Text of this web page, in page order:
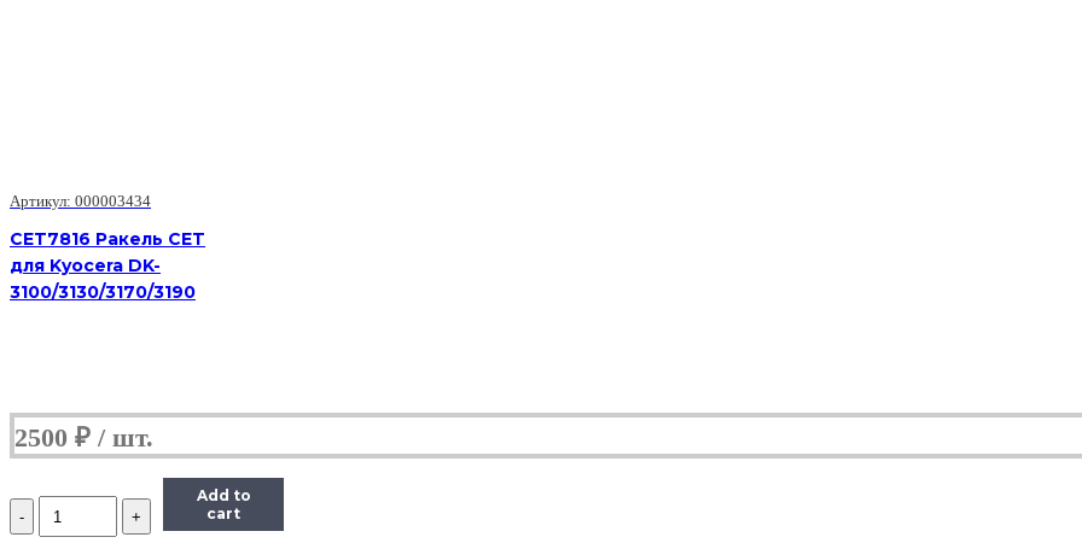
Артикул: 000003434
CET7816 Ракель CET
для Kyocera DK-
3100/3130/3170/3190
2500 ₽
Количество
Ракель
Add to
cart